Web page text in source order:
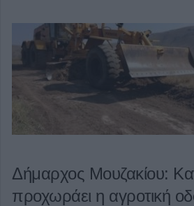
Δήμαρχος Μουζακίου:
προχωράει η αγροτική